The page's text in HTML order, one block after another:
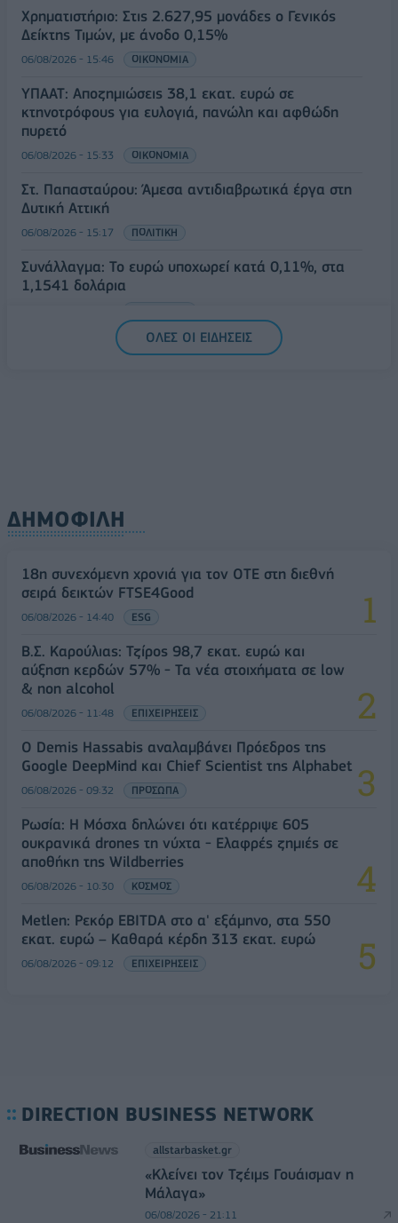
Χρηματιστήριο: Στις 2.627,95 μονάδες ο Γενικός
Δείκτης Τιμών, με άνοδο 0,15%
06/08/2026 - 15:46 ΟΙΚΟΝΟΜΙΑ
ΥΠΑΑΤ: Αποζημιώσεις 38,1 εκατ. ευρώ σε
κτηνοτρόφους για ευλογιά, πανώλη και αφθώδη
πυρετό
06/08/2026 - 15:33 ΟΙΚΟΝΟΜΙΑ
Στ. Παπασταύρου: Άμεσα αντιδιαβρωτικά έργα στη
Δυτική Αττική
06/08/2026 - 15:17 ΠΟΛΙΤΙΚΗ
Συνάλλαγμα: Το ευρώ υποχωρεί κατά 0,11%, στα
1,1541 δολάρια
ΟΛΕΣ ΟΙ ΕΙΔΗΣΕΙΣ
ΔΗΜΟΦΙΛΗ
18η συνεχόμενη χρονιά για τον ΟΤΕ στη διεθνή
σειρά δεικτών FTSE4Good
06/08/2026 - 14:40 ESG
Β.Σ. Καρούλιας: Τζίρος 98,7 εκατ. ευρώ και
αύξηση κερδών 57% - Τα νέα στοιχήματα σε low
& non alcohol
06/08/2026 - 11:48 ΕΠΙΧΕΙΡΗΣΕΙΣ
Ο Demis Hassabis αναλαμβάνει Πρόεδρος της
Google DeepMind και Chief Scientist της Alphabet
06/08/2026 - 09:32 ΠΡΟΣΩΠΑ
Ρωσία: Η Μόσχα δηλώνει ότι κατέρριψε 605
ουκρανικά drones τη νύχτα - Ελαφρές ζημιές σε
αποθήκη της Wildberries
06/08/2026 - 10:30 ΚΟΣΜΟΣ
Metlen: Ρεκόρ EBITDA στο α' εξάμηνο, στα 550
εκατ. ευρώ – Καθαρά κέρδη 313 εκατ. ευρώ
06/08/2026 - 09:12 ΕΠΙΧΕΙΡΗΣΕΙΣ
DIRECTION BUSINESS NETWORK
allstarbasket.gr
«Κλείνει τον Τζέιμς Γουάισμαν η
Μάλαγα»
06/08/2026 - 21:11